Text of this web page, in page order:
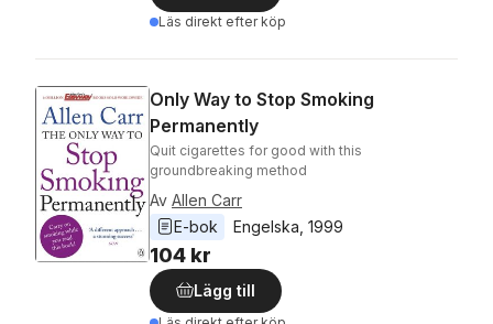
Läs direkt efter köp
Only Way to Stop Smoking
Permanently
Quit cigarettes for good with this
groundbreaking method
Av Allen Carr
E-bok
Engelska 1999
104 kr
Lägg till